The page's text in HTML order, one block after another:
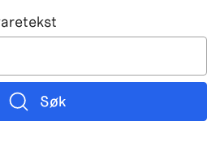
homologiert
Legal
Legal
2x4 homologated b390b
Legal
Søk